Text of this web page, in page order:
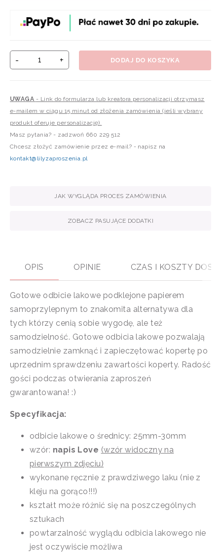
- + DODAJ DO KOSZYKA
UWAGA - Link do formularza lub kreatora personalizacji otrzymasz
e-mailem w ciągu 15 minut od złożenia zamówienia (jeśli wybrany
produkt oferuje personalizację).
Masz pytania? - zadzwoń 660 229 512
Chcesz złożyć zamówienie przez e-mail? - napisz na
kontakt@lilyzaproszenia.pl
JAK WYGLĄDA PROCES ZAMÓWIENIA
ZOBACZ PASUJĄCE DODATKI
OPIS OPINIE CZAS I KOSZTY
Gotowe odbicie lakowe podklejone papierem
samoprzylepnym to znakomita alternatywa dla
tych którzy cenią sobie wygodę, ale też
samodzielność. Gotowe odbicia lakowe pozwalają
samodzielnie zamknąć i zapieczętować kopertę po
uprzednim sprawdzeniu zawartości koperty. Radość
gości podczas otwierania zaproszeń
gwarantowana! :)
Specyfikacja:
odbicie lakowe o średnicy: 25mm-30mm
wzór: napis Love (wzór widoczny na
pierwszym zdjęciu)
wykonane ręcznie z prawdziwego laku (nie z
kleju na gorąco!!!)
kształt może różnić się na poszczególnych
sztukach
powtarzalność wyglądu odbicia lakowego nie
jest oczywiście możliwa